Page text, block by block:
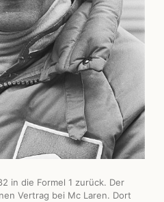
in die Formel 1 zurück. Der
Vertrag bei Mc Laren. Dort